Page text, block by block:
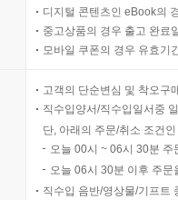
디지털 콘텐츠인 eBook의
중고상품의 경우 출고 완료
모바일 쿠폰의 경우 유효기
고객의 단순변심 및 착오구
직수입양서/직수입일서중
단, 아래의 주문/취소 조건
오늘 00시 ~ 06시 30분
오늘 06시 30분 이후 주
직수입 음반/영상물/기프트